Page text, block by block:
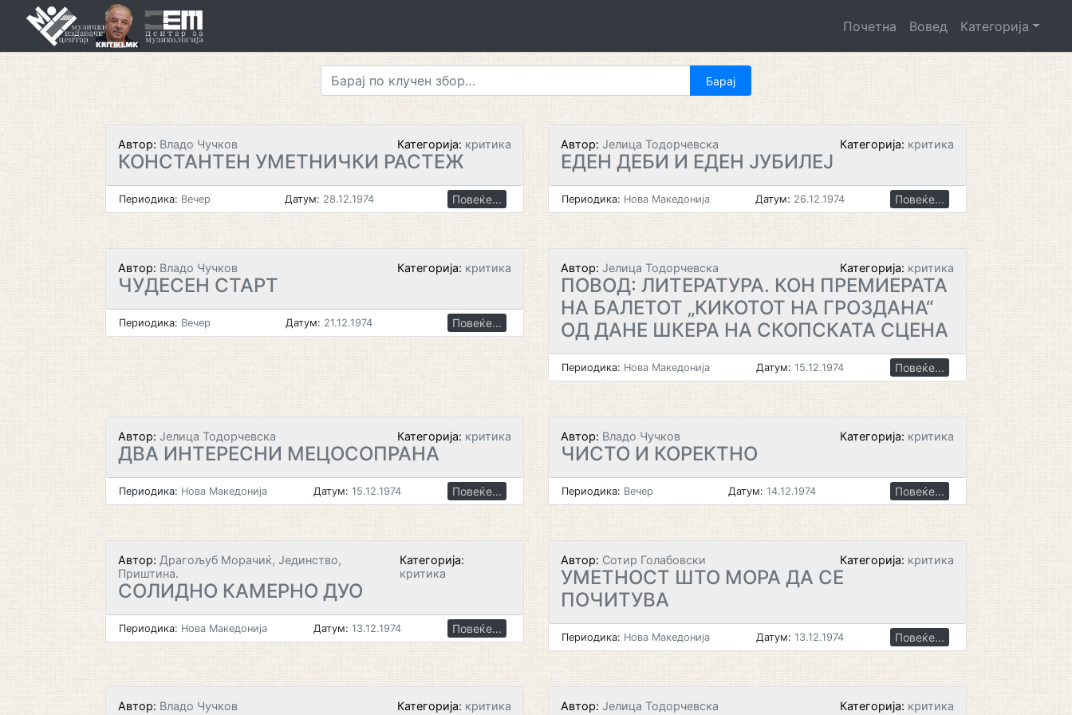
Почетна Вовед Категорија
Автор: Владо Чучков Категорија: критика
КОНСТАНТЕН УМЕТНИЧКИ РАСТЕЖ
Периодика: Вечер Датум: 28.12.1974 Повеќе...
Автор: Јелица Тодорчевска Категорија: критика
ЕДЕН ДЕБИ И ЕДЕН ЈУБИЛЕЈ
Периодика: Нова Македонија Датум: 26.12.1974 Повеќе...
Автор: Владо Чучков Категорија: критика
ЧУДЕСЕН СТАРТ
Периодика: Вечер Датум: 21.12.1974 Повеќе...
Автор: Јелица Тодорчевска Категорија: критика
ПОВОД: ЛИТЕРАТУРА. КОН ПРЕМИЕРАТА
НА БАЛЕТОТ „КИКОТОТ НА ГРОЗДАНА“
ОД ДАНЕ ШКЕРА НА СКОПСКАТА СЦЕНА
Периодика: Нова Македонија Датум: 15.12.1974 Повеќе...
Автор: Јелица Тодорчевска Категорија: критика
ДВА ИНТЕРЕСНИ МЕЦОСОПРАНА
Периодика: Нова Македонија Датум: 15.12.1974 Повеќе...
Автор: Владо Чучков Категорија: критика
ЧИСТО И КОРЕКТНО
Периодика: Вечер Датум: 14.12.1974 Повеќе...
Автор: Драгољуб Морачиќ, Јединство,
Приштина.
Категорија:
критика
СОЛИДНО КАМЕРНО ДУО
Периодика: Нова Македонија Датум: 13.12.1974 Повеќе...
Автор: Сотир Голабовски Категорија: критика
УМЕТНОСТ ШТО МОРА ДА СЕ
ПОЧИТУВА
Периодика: Нова Македонија Датум: 13.12.1974 Повеќе...
Автор: Владо Чучков Категорија: критика Автор: Јелица Тодорчевска Категорија: критика